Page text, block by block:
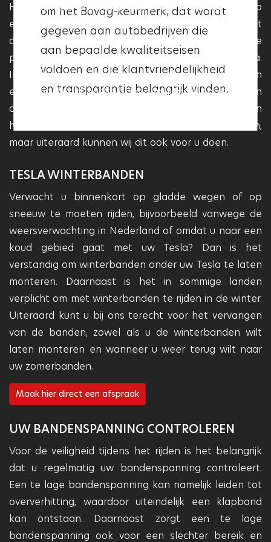
Het is tevens belangrijk dat u uw Tesla banden op
een juiste wijze balanceert en uitlijnt. Als u dit niet
doet kan dit namelijk effect hebben op de
prestaties, wegligging en besturing van uw Tesla.
Indien hier geen rekening mee gehouden wordt, kan
er bijvoorbeeld sneller bandenslijtage optreden. In
de gebruikershandleiding van uw wagen kunt u zien
hoe u de banden juist kunt balanceren en uitlijnen,
maar uiteraard kunnen wij dit ook voor u doen.
TESLA WINTERBANDEN
Verwacht u binnenkort op gladde wegen of op
sneeuw te moeten rijden, bijvoorbeeld vanwege de
weersverwachting in Nederland of omdat u naar een
koud gebied gaat met uw Tesla? Dan is het
verstandig om winterbanden onder uw Tesla te laten
monteren. Daarnaast is het in sommige landen
verplicht om met winterbanden te rijden in de winter.
Uiteraard kunt u bij ons terecht voor het vervangen
van de banden, zowel als u de winterbanden wilt
laten monteren en wanneer u weer terug wilt naar
uw zomerbanden.
Maak hier direct een afspraak
UW BANDENSPANNING CONTROLEREN
Voor de veiligheid tijdens het rijden is het belangrijk
dat u regelmatig uw bandenspanning controleert.
Een te lage bandenspanning kan namelijk leiden tot
oververhitting, waardoor uiteindelijk een klapband
kan ontstaan. Daarnaast zorgt een te lage
bandenspanning ook voor een slechter bereik en
garage het Vakgarage logo heeft,
betekent dit dat deze aan deze
kwaliteitseisen voldoet en dat
deze garage betrouwbaar en
professioneel is.
om het Bovag-keurmerk, dat wordt
gegeven aan autobedrijven die
aan bepaalde kwaliteitseisen
voldoen en die klantvriendelijkheid
en transparantie belangrijk vinden.